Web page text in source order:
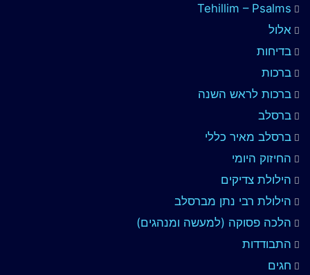
Tehillim – Psalms
אלול
בדיחות
ברכות
ברכות לראש השנה
ברסלב
ברסלב מאיר כללי
החיזוק היומי
הילולת צדיקים
הילולת רבי נתן מברסלב
הלכה פסוקה (למעשה ומנהגים)
התבודדות
חגים